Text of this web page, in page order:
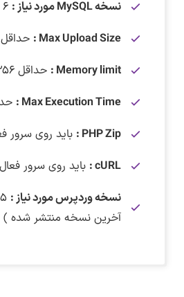
نسخه MySQL مورد نیاز :
Max Upload Size : حداقل ۲۵۶ به بالاتر
Memory limit : حداقل ۲۵۶ به بالاتر
Max Execution Time : حداقل
PHP Zip : باید روی سرور
cURL : باید روی سرور
نسخه وردپرس مورد نیاز :
آخرین نسخه منتشر شده )